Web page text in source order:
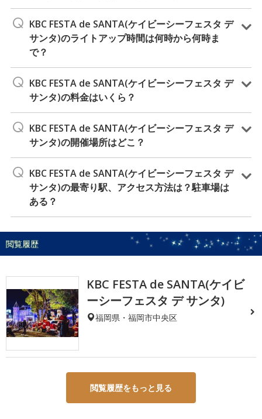
KBC FESTA de SANTA(ケイビーシーフェスタ デ
サンタ)のライトアップ時間は何時から何時ま
で？
KBC FESTA de SANTA(ケイビーシーフェスタ デ
サンタ)の料金はいくら？
KBC FESTA de SANTA(ケイビーシーフェスタ デ
サンタ)の開催場所はどこ？
KBC FESTA de SANTA(ケイビーシーフェスタ デ
サンタ)の最寄り駅、アクセス方法は？駐車場は
ある？
閲覧履歴
KBC FESTA de SANTA(ケイビ
ーシーフェスタ デ サンタ)
福岡県・福岡市中央区
閲覧履歴をもっと見る